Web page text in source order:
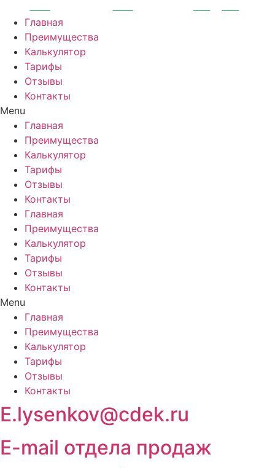
Перейти
содержимому
Главная
Преимущества
Калькулятор
Тарифы
Отзывы
Контакты
Menu
Главная
Преимущества
Калькулятор
Тарифы
Отзывы
Контакты
Главная
Преимущества
Калькулятор
Тарифы
Отзывы
Контакты
Menu
Главная
Преимущества
Калькулятор
Тарифы
Отзывы
Контакты
E.lysenkov@cdek.ru
E-mail отдела продаж